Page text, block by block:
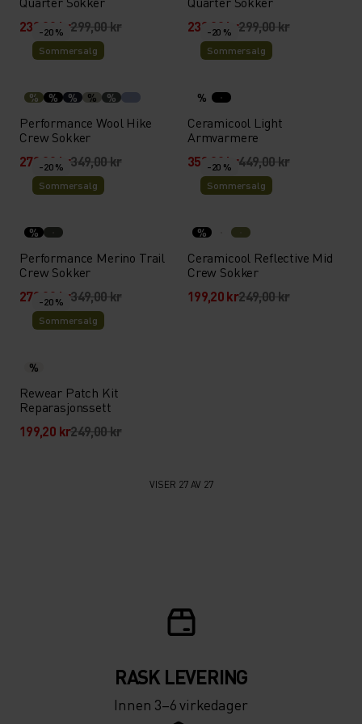
239,20 kr299,00 kr
239,20 kr299,00 kr
-20 %
Sommersalg
% % % % %
Performance Wool Hike
Crew Sokker
279,20 kr349,00 kr
-20 %
Sommersalg
%
Ceramicool Light
Armvarmere
359,20 kr449,00 kr
-20 %
Sommersalg
%
Performance Merino Trail
Crew Sokker
279,20 kr349,00 kr
-20 %
Sommersalg
%
Ceramicool Reflective Mid
Crew Sokker
199,20 kr249,00 kr
-20 %
Sommersalg
%
Rewear Patch Kit
Reparasjonssett
199,20 kr249,00 kr
VISER 27 AV 27
RASK LEVERING
Innen 3–6 virkedager